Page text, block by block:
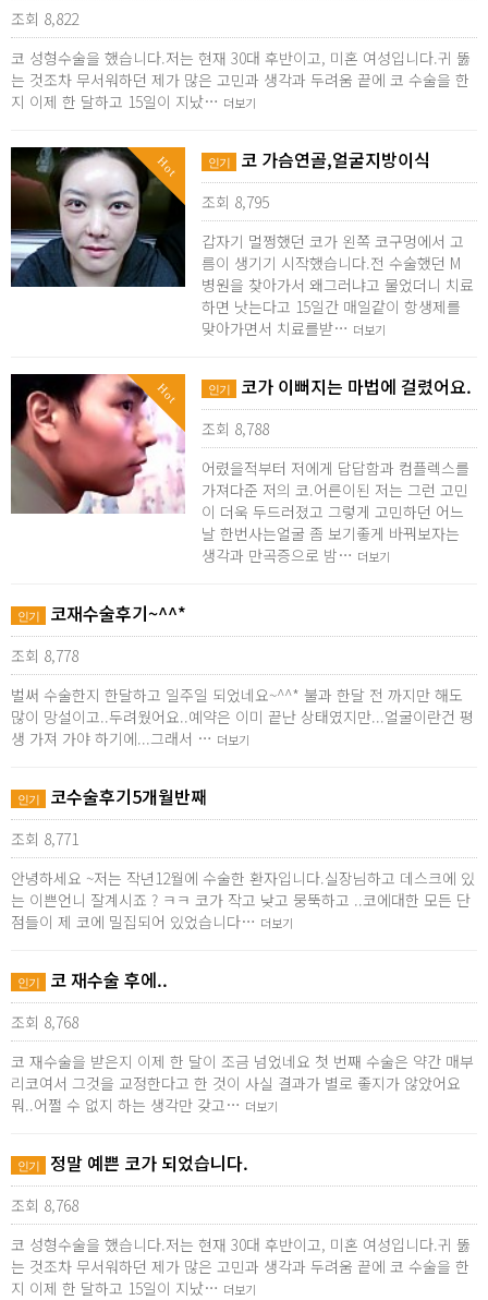
조회 8,822
코 성형수술을 했습니다.저는 현재 30대 후반이고, 미혼 여성입니다.귀 뚫
는 것조차 무서워하던 제가 많은 고민과 생각과 두려움 끝에 코 수술을 한
지 이제 한 달하고 15일이 지났… 더보기
Hot 인기 코 가슴연골,얼굴지방이식
조회 8,795
갑자기 멀쩡했던 코가 왼쪽 코구멍에서 고
름이 생기기 시작했습니다.전 수술했던 M
병원을 찾아가서 왜그러냐고 물었더니 치료
하면 낫는다고 15일간 매일같이 항생제를
맞아가면서 치료를받… 더보기
Hot 인기 코가 이뻐지는 마법에 걸렸어요.
조회 8,788
어렸을적부터 저에게 답답함과 컴플렉스를
가져다준 저의 코.어른이된 저는 그런 고민
이 더욱 두드러졌고 그렇게 고민하던 어느
날 한번사는얼굴 좀 보기좋게 바꿔보자는
생각과 만곡증으로 밤… 더보기
인기 코재수술후기~^^*
조회 8,778
벌써 수술한지 한달하고 일주일 되었네요~^^* 불과 한달 전 까지만 해도
많이 망설이고..두려웠어요..예약은 이미 끝난 상태였지만...얼굴이란건 평
생 가져 가야 하기에...그래서 … 더보기
인기 코수술후기5개월반째
조회 8,771
안녕하세요 ~저는 작년12월에 수술한 환자입니다.실장님하고 데스크에 있
는 이쁜언니 잘계시죠 ? ㅋㅋ 코가 작고 낮고 뭉뚝하고 ..코에대한 모든 단
점들이 제 코에 밀집되어 있었습니다… 더보기
인기 코 재수술 후에..
조회 8,768
코 재수술을 받은지 이제 한 달이 조금 넘었네요 첫 번째 수술은 약간 매부
리코여서 그것을 교정한다고 한 것이 사실 결과가 별로 좋지가 않았어요
뭐..어쩔 수 없지 하는 생각만 갖고… 더보기
인기 정말 예쁜 코가 되었습니다.
조회 8,768
코 성형수술을 했습니다.저는 현재 30대 후반이고, 미혼 여성입니다.귀 뚫
는 것조차 무서워하던 제가 많은 고민과 생각과 두려움 끝에 코 수술을 한
지 이제 한 달하고 15일이 지났… 더보기